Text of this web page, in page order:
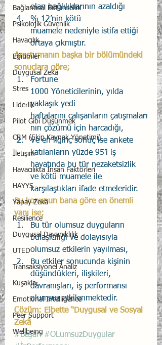
Bağlantısal Bütünsellik
Psikolojik Güvenlik
Havacılık
Eğitimler
Duygusal Zekâ
Stres
Liderlik
Pilot Gibi Düşünmek
CRM (Ekip Kaynak Yönetimi)
İletişim
Havacılıkta İnsan Faktörleri
HAYYS
Yapay Zekâ
Resilience
Duygusal Dayanıklılık
UTED
Transaksiyonel Analiz
Kuşaklar
Emotional Intelligence
Peer Support
Wellbeing
olan bağlılıklarının azaldığı
% 12’nin kötü
muamele nedeniyle istifa ettiği
ortaya çıkmıştır.
Araştırmanın başka bir bölümündeki
sonuçlara göre;
Fortune
1000 Yöneticilerinin, yılda
yaklaşık yedi
haftalarını çalışanların çatışmaları
nın çözümü için harcadığı,
Ve en ilginç sonuç ise ankete
katılanların yüzde 95’i iş
hayatında bu tür nezaketsizlik
ve kötü muamele ile
karşılaştıkları ifade etmeleridir.
Bu konunun bana göre en önemli
yanı ise;
Bu tür olumsuz duyguların
bulaşıcılığı ve dolayısıyla
olumsuz etkilerin yayılması,
Bu etkiler sonucunda kişinin
düşündükleri, ilişkileri,
davranışları, iş performansı
olumsuz etkilenmektedir.
Çözüm: Elbette “Duygusal ve Sosyal
Zekâ
#Başarı #OLumsuzDuygular